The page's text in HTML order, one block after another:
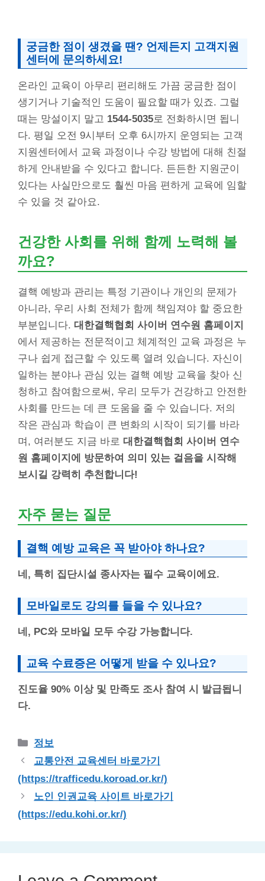
궁금한 점이 생겼을 땐? 언제든지 고객지원
센터에 문의하세요!
온라인 교육이 아무리 편리해도 가끔 궁금한 점이
생기거나 기술적인 도움이 필요할 때가 있죠. 그럴
때는 망설이지 말고 1544-5035로 전화하시면 됩니
다. 평일 오전 9시부터 오후 6시까지 운영되는 고객
지원센터에서 교육 과정이나 수강 방법에 대해 친절
하게 안내받을 수 있다고 합니다. 든든한 지원군이
있다는 사실만으로도 훨씬 마음 편하게 교육에 임할
수 있을 것 같아요.
건강한 사회를 위해 함께 노력해 볼
까요?
결핵 예방과 관리는 특정 기관이나 개인의 문제가
아니라, 우리 사회 전체가 함께 책임져야 할 중요한
부분입니다. 대한결핵협회 사이버 연수원 홈페이지
에서 제공하는 전문적이고 체계적인 교육 과정은 누
구나 쉽게 접근할 수 있도록 열려 있습니다. 자신이
일하는 분야나 관심 있는 결핵 예방 교육을 찾아 신
청하고 참여함으로써, 우리 모두가 건강하고 안전한
사회를 만드는 데 큰 도움을 줄 수 있습니다. 저의
작은 관심과 학습이 큰 변화의 시작이 되기를 바라
며, 여러분도 지금 바로 대한결핵협회 사이버 연수
원 홈페이지에 방문하여 의미 있는 걸음을 시작해
보시길 강력히 추천합니다!
자주 묻는 질문
결핵 예방 교육은 꼭 받아야 하나요?
네, 특히 집단시설 종사자는 필수 교육이에요.
모바일로도 강의를 들을 수 있나요?
네, PC와 모바일 모두 수강 가능합니다.
교육 수료증은 어떻게 받을 수 있나요?
진도율 90% 이상 및 만족도 조사 참여 시 발급됩니
다.
Categories
정보
교통안전 교육센터 바로가기
(https://trafficedu.koroad.or.kr/)
노인 인권교육 사이트 바로가기
(https://edu.kohi.or.kr/)